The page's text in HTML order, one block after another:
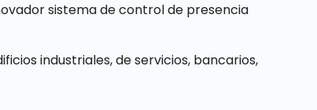
sistema de control de presencia
industriales, de servicios, bancarios,